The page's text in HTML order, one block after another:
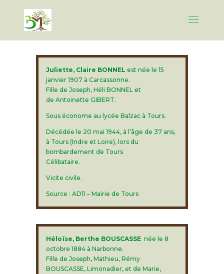
Juliette, Claire BONNEL est née le 15
janvier 1907 à Carcassonne.
Fille de Joseph, Héli BONNEL et
de Antoinette GIBERT.
Sous économe au lycée Balzac à Tours.
Décédée le 20 mai 1944, à l’âge de 37 ans,
à Tours (Indre et Loire), lors du
bombardement de Tours
Célibataire.
Vicite civile.
Source : AD11 – Mairie de Tours
Héloïse, Berthe BOUSCASSEnée le 8
octobre 1884 à Narbonne.
Fille de Joseph, Mathieu, Rémy
BOUSCASSE, Limonadier, et de Marie,